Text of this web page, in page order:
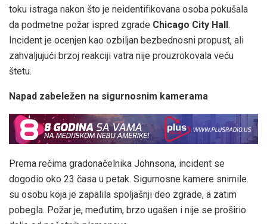
toku istraga nakon što je neidentifikovana osoba pokušala
da podmetne požar ispred zgrade Chicago City Hall.
Incident je ocenjen kao ozbiljan bezbednosni propust, ali
zahvaljujući brzoj reakciji vatra nije prouzrokovala veću
štetu.
Napad zabeležen na sigurnosnim kamerama
Prema rečima gradonačelnika Johnsona, incident se
dogodio oko 23 časa u petak. Sigurnosne kamere snimile
su osobu koja je zapalila spoljašnji deo zgrade, a zatim
pobegla. Požar je, međutim, brzo ugašen i nije se proširio